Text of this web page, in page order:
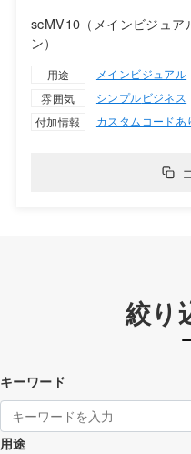
scMV10（メインビジュア
ン）
用途
メインビジュアル
雰囲気
シンプルビジネス
付加情報
カスタムコードあ
絞り
キーワード
用途